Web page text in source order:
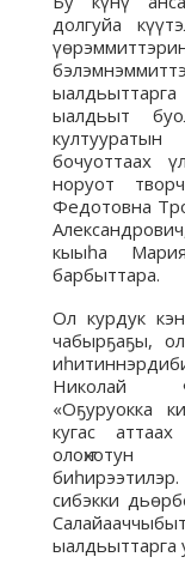
долгуйа
ыалдьыт
бочуоттаах
норуот
Федотовна
кыыһа
барбыттара.
Ол курдук
чабырҕаҕы,
Николай
«Оҕуруокка
кугас
олоҥхотун
сибэкки
ыалдьыттарга